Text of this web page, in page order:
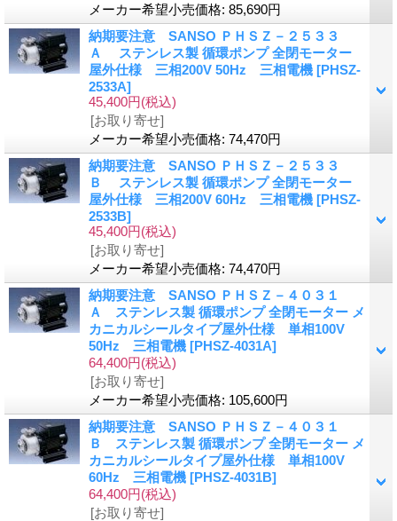
メーカー希望小売価格: 85,690円
納期要注意 SANSO ＰＨＳＺ－２５３３
Ａ ステンレス製 循環ポンプ 全閉モーター
屋外仕様 三相200V 50Hz 三相電機 [PHSZ-
2533A]
45,400円(税込)
[お取り寄せ]
メーカー希望小売価格: 74,470円
納期要注意 SANSO ＰＨＳＺ－２５３３
Ｂ ステンレス製 循環ポンプ 全閉モーター
屋外仕様 三相200V 60Hz 三相電機 [PHSZ-
2533B]
45,400円(税込)
[お取り寄せ]
メーカー希望小売価格: 74,470円
納期要注意 SANSO ＰＨＳＺ－４０３１
Ａ ステンレス製 循環ポンプ 全閉モーター メ
カニカルシールタイプ屋外仕様 単相100V
50Hz 三相電機 [PHSZ-4031A]
64,400円(税込)
[お取り寄せ]
メーカー希望小売価格: 105,600円
納期要注意 SANSO ＰＨＳＺ－４０３１
Ｂ ステンレス製 循環ポンプ 全閉モーター メ
カニカルシールタイプ屋外仕様 単相100V
60Hz 三相電機 [PHSZ-4031B]
64,400円(税込)
[お取り寄せ]